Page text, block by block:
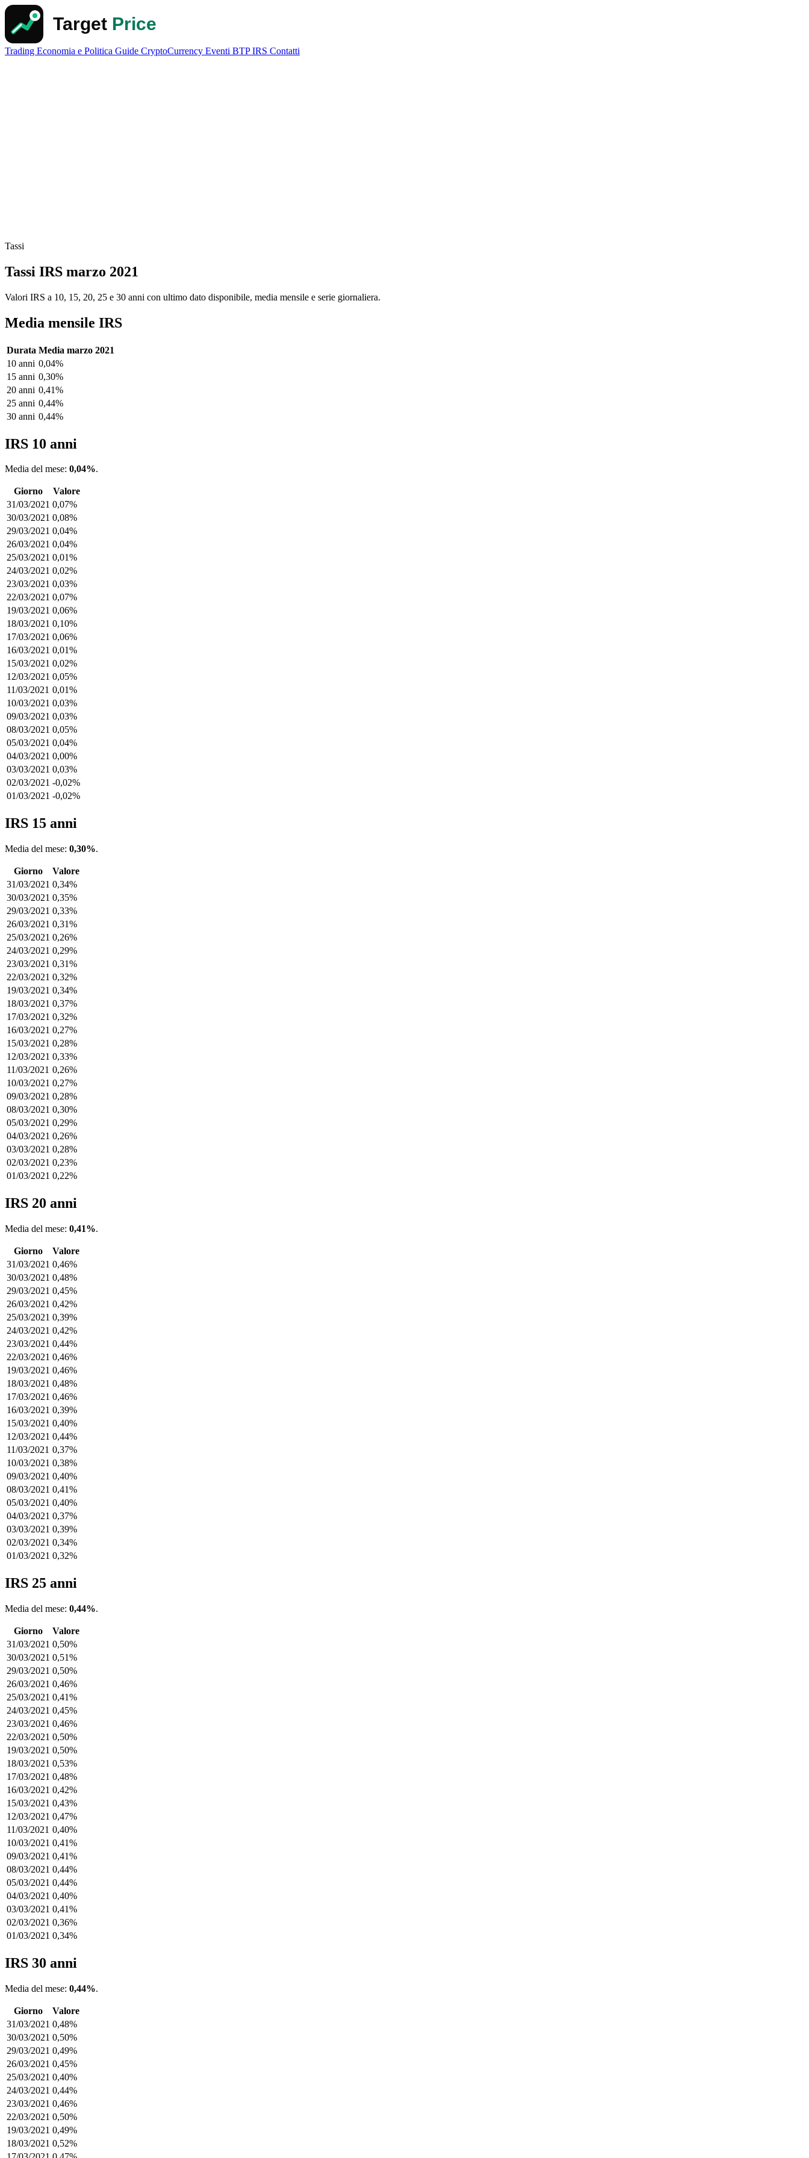
Trading Economia e Politica Guide CryptoCurrency Eventi BTPIRS Contatti
Tassi
Tassi IRS marzo 2021
Valori IRS a 10, 15, 20, 25 e 30 anni con ultimo dato disponibile, media mensile e serie giornaliera.
Media mensile IRS
Durata Media marzo 2021
10 anni 0,04%
15 anni 0,30%
20 anni 0,41%
25 anni 0,44%
30 anni 0,44%
IRS 10 anni
Media del mese: 0,04%.
Giorno
Valore
31/03/2021 0,07%
30/03/2021 0,08%
29/03/2021 0,04%
26/03/2021 0,04%
25/03/2021 0,01%
24/03/2021 0,02%
23/03/2021 0,03%
22/03/2021 0,07%
19/03/2021 0,06%
18/03/2021 0,10%
17/03/2021 0,06%
16/03/2021 0,01%
15/03/2021 0,02%
12/03/2021 0,05%
11/03/2021 0,01%
10/03/2021 0,03%
09/03/2021 0,03%
08/03/2021 0,05%
05/03/2021 0,04%
04/03/2021 0,00%
03/03/2021 0,03%
02/03/2021 -0,02%
01/03/2021 -0,02%
IRS 15 anni
Media del mese: 0,30%.
Giorno
Valore
31/03/2021 0,34%
30/03/2021 0,35%
29/03/2021 0,33%
26/03/2021 0,31%
25/03/2021 0,26%
24/03/2021 0,29%
23/03/2021 0,31%
22/03/2021 0,32%
19/03/2021 0,34%
18/03/2021 0,37%
17/03/2021 0,32%
16/03/2021 0,27%
15/03/2021 0,28%
12/03/2021 0,33%
11/03/2021 0,26%
10/03/2021 0,27%
09/03/2021 0,28%
08/03/2021 0,30%
05/03/2021 0,29%
04/03/2021 0,26%
03/03/2021 0,28%
02/03/2021 0,23%
01/03/2021 0,22%
IRS 20 anni
Media del mese: 0,41%.
Giorno
Valore
31/03/2021 0,46%
30/03/2021 0,48%
29/03/2021 0,45%
26/03/2021 0,42%
25/03/2021 0,39%
24/03/2021 0,42%
23/03/2021 0,44%
22/03/2021 0,46%
19/03/2021 0,46%
18/03/2021 0,48%
17/03/2021 0,46%
16/03/2021 0,39%
15/03/2021 0,40%
12/03/2021 0,44%
11/03/2021 0,37%
10/03/2021 0,38%
09/03/2021 0,40%
08/03/2021 0,41%
05/03/2021 0,40%
04/03/2021 0,37%
03/03/2021 0,39%
02/03/2021 0,34%
01/03/2021 0,32%
IRS 25 anni
Media del mese: 0,44%.
Giorno
Valore
31/03/2021 0,50%
30/03/2021 0,51%
29/03/2021 0,50%
26/03/2021 0,46%
25/03/2021 0,41%
24/03/2021 0,45%
23/03/2021 0,46%
22/03/2021 0,50%
19/03/2021 0,50%
18/03/2021 0,53%
17/03/2021 0,48%
16/03/2021 0,42%
15/03/2021 0,43%
12/03/2021 0,47%
11/03/2021 0,40%
10/03/2021 0,41%
09/03/2021 0,41%
08/03/2021 0,44%
05/03/2021 0,44%
04/03/2021 0,40%
03/03/2021 0,41%
02/03/2021 0,36%
01/03/2021 0,34%
IRS 30 anni
Media del mese: 0,44%.
Giorno
Valore
31/03/2021 0,48%
30/03/2021 0,50%
29/03/2021 0,49%
26/03/2021 0,45%
25/03/2021 0,40%
24/03/2021 0,44%
23/03/2021 0,46%
22/03/2021 0,50%
19/03/2021 0,49%
18/03/2021 0,52%